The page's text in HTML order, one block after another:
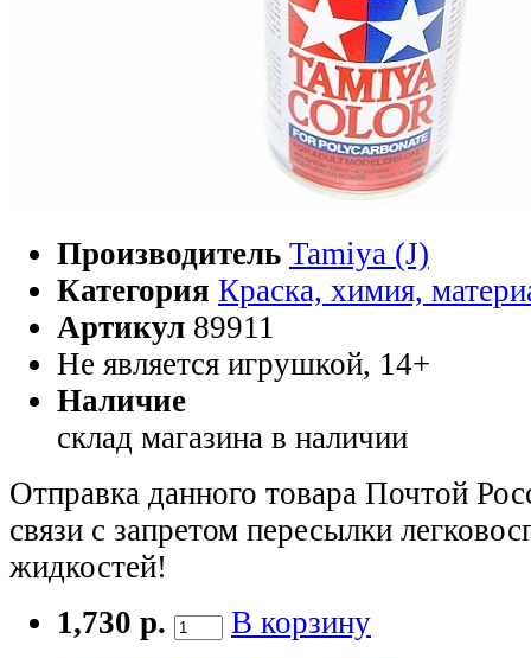
Производитель Tamiya (J)
Категория Краска, химия,
Артикул 89911
Не является игрушкой, 14+
Наличие
склад магазина в наличии
Отправка данного товара Почтой
связи с запретом пересылки
жидкостей!
1,730 р.
В корзину